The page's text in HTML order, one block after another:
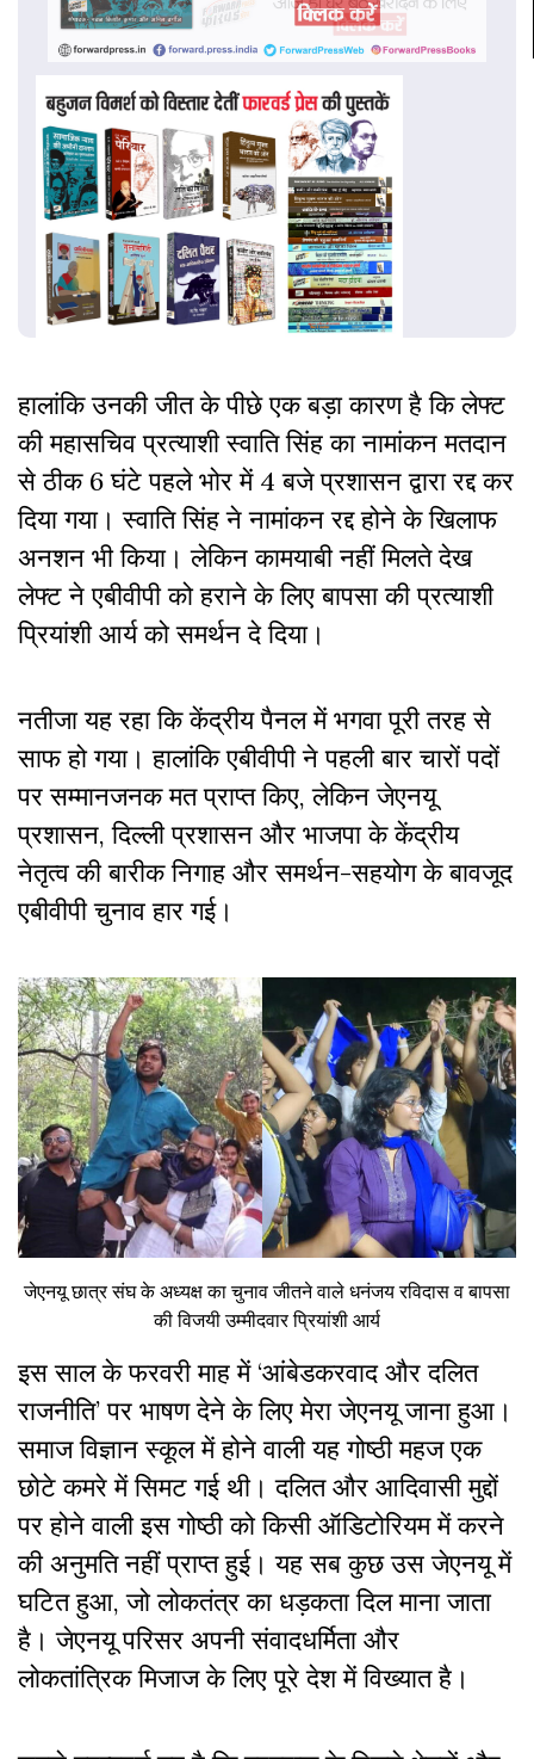
हालांकि उनकी जीत के पीछे एक बड़ा कारण है कि लेफ्ट
की महासचिव प्रत्याशी स्वाति सिंह का नामांकन मतदान
से ठीक 6 घंटे पहले भोर में 4 बजे प्रशासन द्वारा रद्द कर
दिया गया। स्वाति सिंह ने नामांकन रद्द होने के खिलाफ
अनशन भी किया। लेकिन कामयाबी नहीं मिलते देख
लेफ्ट ने एबीवीपी को हराने के लिए बापसा की प्रत्याशी
प्रियांशी आर्य को समर्थन दे दिया।
नतीजा यह रहा कि केंद्रीय पैनल में भगवा पूरी तरह से
साफ हो गया। हालांकि एबीवीपी ने पहली बार चारों पदों
पर सम्मानजनक मत प्राप्त किए, लेकिन जेएनयू
प्रशासन, दिल्ली प्रशासन और भाजपा के केंद्रीय
नेतृत्व की बारीक निगाह और समर्थन-सहयोग के बावजूद
एबीवीपी चुनाव हार गई।
जेएनयू छात्र संघ के अध्यक्ष का चुनाव जीतने वाले धनंजय रविदास व बापसा
की विजयी उम्मीदवार प्रियांशी आर्य
इस साल के फरवरी माह में ‘आंबेडकरवाद और दलित
राजनीति’ पर भाषण देने के लिए मेरा जेएनयू जाना हुआ।
समाज विज्ञान स्कूल में होने वाली यह गोष्ठी महज एक
छोटे कमरे में सिमट गई थी। दलित और आदिवासी मुद्दों
पर होने वाली इस गोष्ठी को किसी ऑडिटोरियम में करने
की अनुमति नहीं प्राप्त हुई। यह सब कुछ उस जेएनयू में
घटित हुआ, जो लोकतंत्र का धड़कता दिल माना जाता
है। जेएनयू परिसर अपनी संवादधर्मिता और
लोकतांत्रिक मिजाज के लिए पूरे देश में विख्यात है।